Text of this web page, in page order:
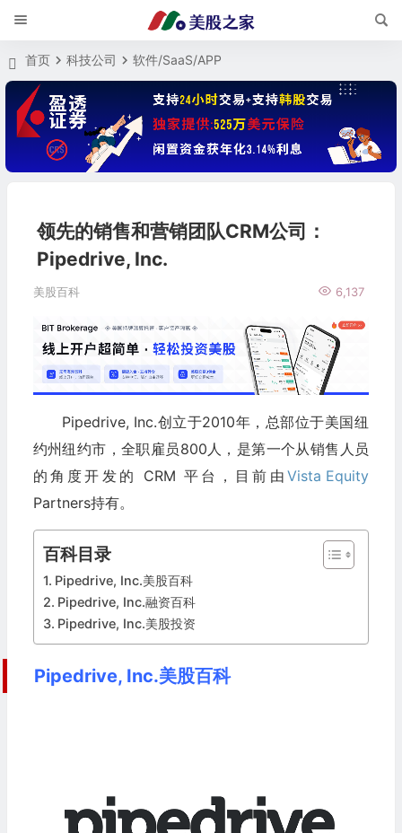
首页 科技公司 软件/SaaS/APP
领先的销售和营销团队CRM公司：
Pipedrive, Inc.
美股百科 6,137
Pipedrive, Inc.创立于2010年，总部位于美国纽
约州纽约市，全职雇员800人，是第一个从销售人员
的角度开发的 CRM 平台，目前由 Vista Equity
Partners持有。
百科目录
Pipedrive, Inc.美股百科
Pipedrive, Inc.融资百科
Pipedrive, Inc.美股投资
Pipedrive, Inc.美股百科